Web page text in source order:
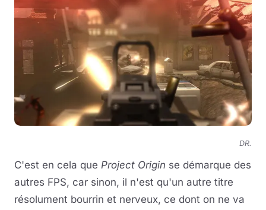
DR.
C'est en cela que Project Origin se démarque des
autres FPS, car sinon, il n'est qu'un autre titre
résolument bourrin et nerveux, ce dont on ne va